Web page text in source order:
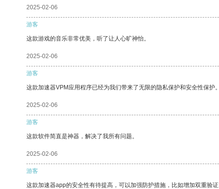
2025-02-06
游客
这款游戏的音乐非常优美，听了让人心旷神怡。
2025-02-06
游客
这款加速器VPM应用程序已经为我们带来了无限的隐私保护和安全性保护
2025-02-06
游客
这款软件简直是神器，解决了我所有问题。
2025-02-06
游客
这款加速器app的安全性有待提高，可以加强防护措施，比如增加双重验